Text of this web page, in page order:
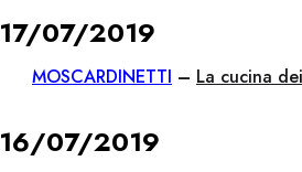
17/07/2019
MOSCARDINETTI – La cucina
16/07/2019